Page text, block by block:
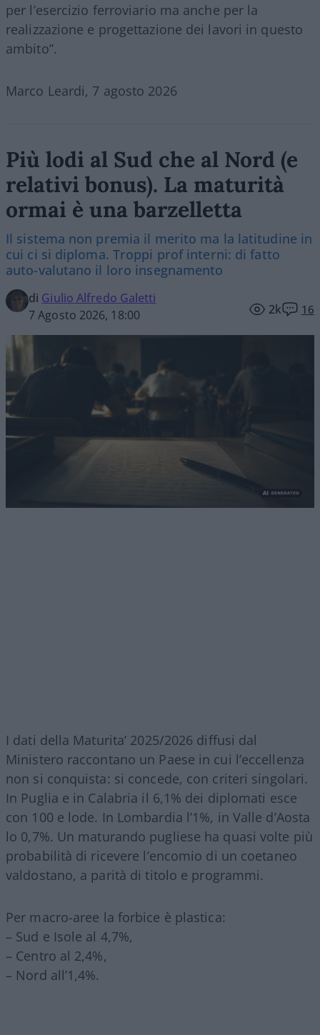
per l’esercizio ferroviario ma anche per la
realizzazione e progettazione dei lavori in questo
ambito”.
Marco Leardi, 7 agosto 2026
Più lodi al Sud che al Nord (e
relativi bonus). La maturità
ormai è una barzelletta
Il sistema non premia il merito ma la latitudine in
cui ci si diploma. Troppi prof interni: di fatto
auto-valutano il loro insegnamento
di Giulio Alfredo Galetti
7 Agosto 2026, 18:00
2k 16
I dati della Maturita’ 2025/2026 diffusi dal
Ministero raccontano un Paese in cui l’eccellenza
non si conquista: si concede, con criteri singolari.
In Puglia e in Calabria il 6,1% dei diplomati esce
con 100 e lode. In Lombardia l’1%, in Valle d’Aosta
lo 0,7%. Un maturando pugliese ha quasi volte più
probabilità di ricevere l’encomio di un coetaneo
valdostano, a parità di titolo e programmi.
Per macro-aree la forbice è plastica:
– Sud e Isole al 4,7%,
– Centro al 2,4%,
– Nord all’1,4%.